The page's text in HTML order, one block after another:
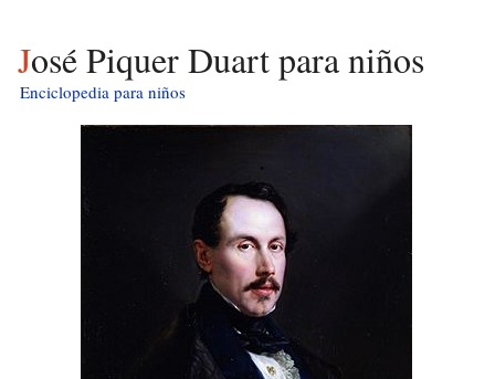
José Piquer Duart para niños
Enciclopedia para niños